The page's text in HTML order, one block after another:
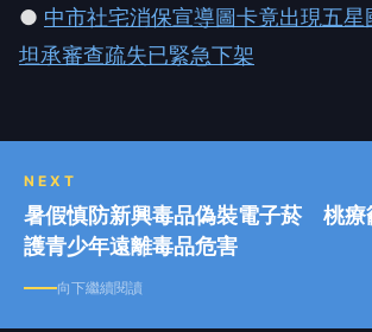
● 中市社宅消保宣導圖卡竟出現五
坦承審查疏失已緊急下架
NEXT
暑假慎防新興毒品偽裝電子菸 桃療
護青少年遠離毒品危害
向下繼續閱讀